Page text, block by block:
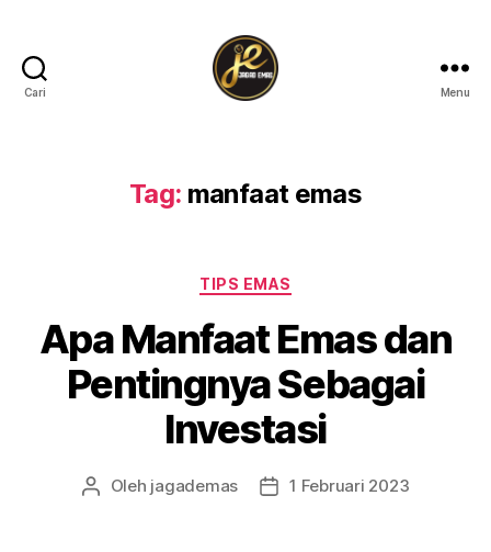
Cari Menu
Tag: manfaat emas
Kategori
TIPS EMAS
Apa Manfaat Emas dan
Pentingnya Sebagai
Investasi
Penulis
Oleh jagademas
Tanggal
1 Februari 2023